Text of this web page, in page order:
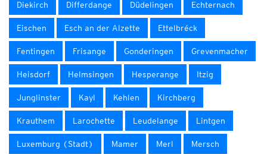
Diekirch Differdange Düdelingen Echternach
Eischen Esch an der Alzette Ettelbréck
Fentingen Frisange Gonderingen Grevenmacher
Heisdorf Helmsingen Hesperange Itzig
Junglinster Kayl Kehlen Kirchberg
Krauthem Larochette Leudelange Lintgen
Luxemburg (Stadt) Mamer Merl Mersch